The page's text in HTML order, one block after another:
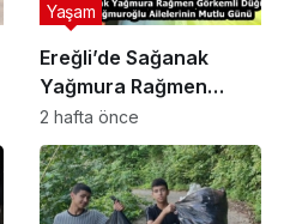
Ereğli’de Sağanak
Yağmura Rağmen
Görkemli Düğün: Köse
ve Yağmuroğlu
Ailelerinin Mutlu Günü
Yaşam
2 hafta önce